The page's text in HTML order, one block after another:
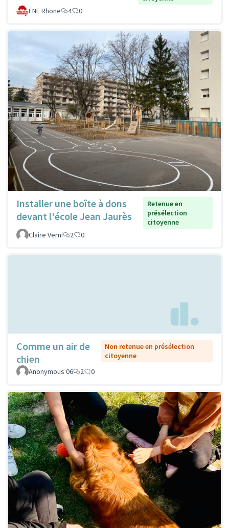
FNE Rhone
4 0
Installer une boîte à dons
devant l'école Jean Jaurès
Retenue en
présélection
citoyenne
Claire Verni
2 0
Comme un air de
chien
Non retenue en présélection
citoyenne
Anonymous 06
2 0